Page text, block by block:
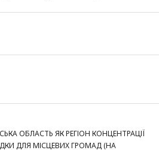
ОБЛАСТЬ ЯК РЕГІОН КОНЦЕНТРАЦІЇ
ДЛЯ МІСЦЕВИХ ГРОМАД (НА